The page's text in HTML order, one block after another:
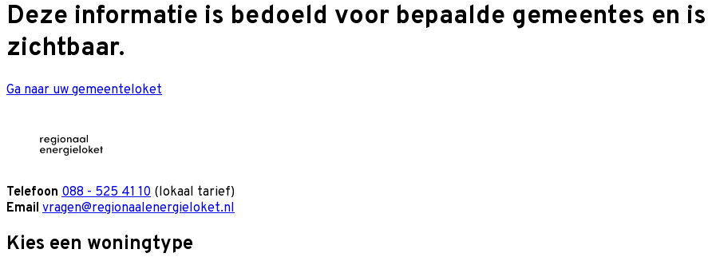
Deze informatie is bedoeld voor bepaalde gemeentes en
zichtbaar.
Ga naar uw gemeenteloket
Telefoon 088 - 525 41 10 (lokaal tarief)
Email vragen@regionaalenergieloket.nl
Kies een woningtype